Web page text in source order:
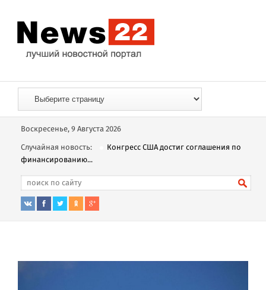
Воскресенье, 9 Августа 2026
Случайная новость:
Конгресс США достиг соглашения по
финансированию...